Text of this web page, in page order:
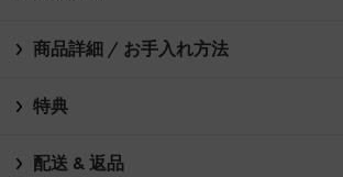
商品詳細 / お手入れ方法
特典
配送 & 返品